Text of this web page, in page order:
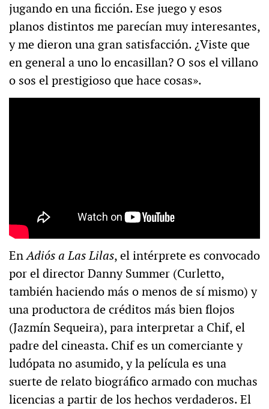
jugando en una ficción. Ese juego y esos
planos distintos me parecían muy interesantes,
y me dieron una gran satisfacción. ¿Viste que
en general a uno lo encasillan? O sos el villano
o sos el prestigioso que hace cosas».
EnAdiós a Las Lilas, el intérprete es convocado
por el director Danny Summer (Curletto,
también haciendo más o menos de sí mismo) y
una productora de créditos más bien flojos
(Jazmín Sequeira), para interpretar a Chif, el
padre del cineasta. Chif es un comerciante y
ludópata no asumido, y la película es una
suerte de relato biográfico armado con muchas
licencias a partir de los hechos verdaderos. El